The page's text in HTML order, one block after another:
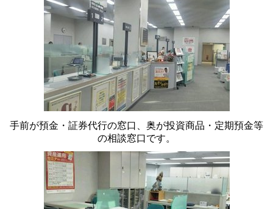
手前が預金・証券代行の窓口、奥が投資商品・定期預金等
の相談窓口です。